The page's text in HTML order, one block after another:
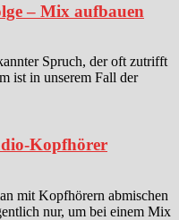
– Mix aufbauen
Spruch, der oft zutrifft
ist in unserem Fall der
Kopfhörer
mit Kopfhörern abmischen
nur, um bei einem Mix